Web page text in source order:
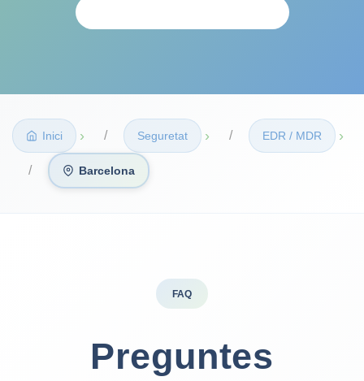
Inici › Seguretat › EDR / MDR ›
Barcelona
FAQ
Preguntes